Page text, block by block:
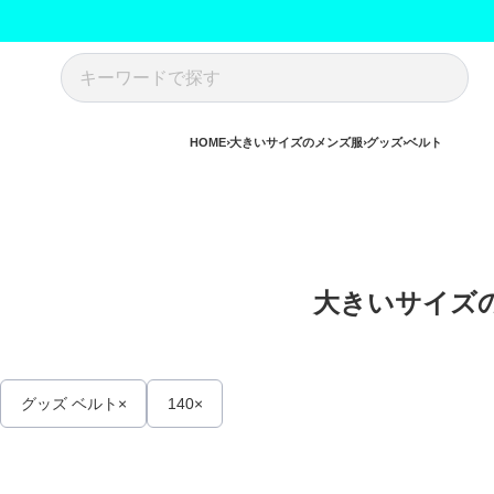
HOME 大きいサイズのメンズ服 グッズ ベルト
大きいサイズ
グッズ ベルト 140